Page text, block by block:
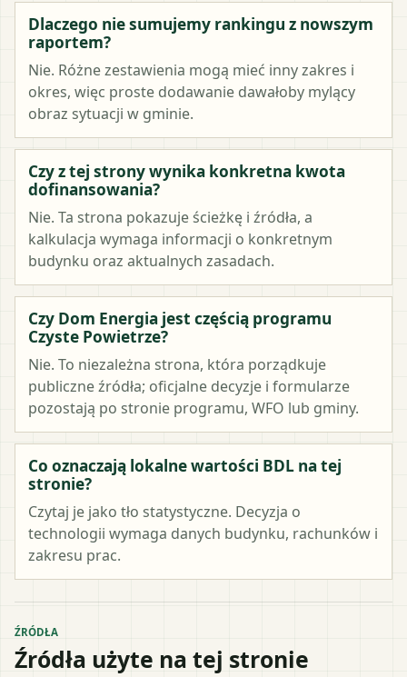
Dlaczego nie sumujemy rankingu z nowszym
raportem?
Nie. Różne zestawienia mogą mieć inny zakres i
okres, więc proste dodawanie dawałoby mylący
obraz sytuacji w gminie.
Czy z tej strony wynika konkretna kwota
dofinansowania?
Nie. Ta strona pokazuje ścieżkę i źródła, a
kalkulacja wymaga informacji o konkretnym
budynku oraz aktualnych zasadach.
Czy Dom Energia jest częścią programu
Czyste Powietrze?
Nie. To niezależna strona, która porządkuje
publiczne źródła; oficjalne decyzje i formularze
pozostają po stronie programu, WFO lub gminy.
Co oznaczają lokalne wartości BDL na tej
stronie?
Czytaj je jako tło statystyczne. Decyzja o
technologii wymaga danych budynku, rachunków i
zakresu prac.
ŹRÓDŁA
Źródła użyte na tej stronie